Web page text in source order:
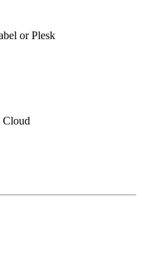
or Plesk
Cloud